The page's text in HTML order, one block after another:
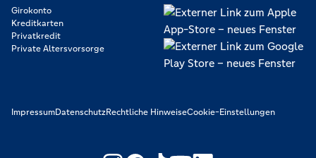
Girokonto
Kreditkarten
Privatkredit
Private Altersvorsorge
ImpressumDatenschutzRechtliche HinweiseCookie-Einstellungen